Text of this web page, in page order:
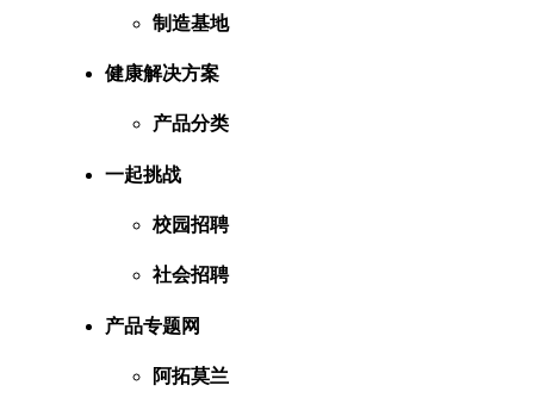
制造基地
健康解决方案
产品分类
一起挑战
校园招聘
社会招聘
产品专题网
阿拓莫兰